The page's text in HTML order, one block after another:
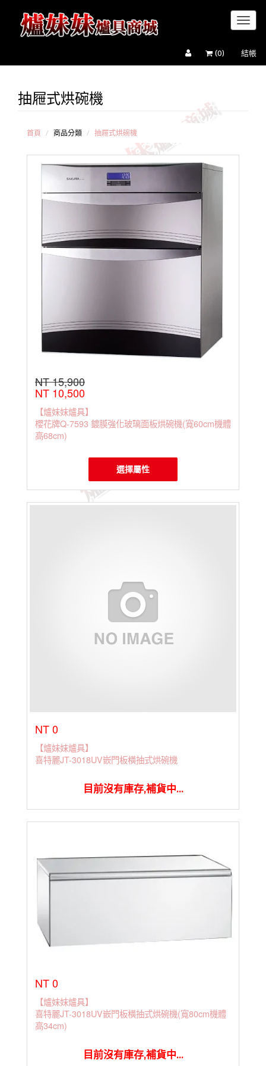
(0) 結帳
櫻
抽屜式烘碗機
首頁 商品分類 抽屜式烘碗機
NT 15,900
NT 10,500
【爐妹妹爐具】
櫻花牌Q-7593 鍍膜強化玻璃面板烘碗機(寬60cm機體
高68cm)
選擇屬性
NT 0
【爐妹妹爐具】
喜特麗JT-3018UV嵌門板橫抽式烘碗機
目前沒有庫存,補貨中...
NT 0
【爐妹妹爐具】
喜特麗JT-3018UV嵌門板橫抽式烘碗機(寬80cm機體
高34cm)
目前沒有庫存,補貨中...